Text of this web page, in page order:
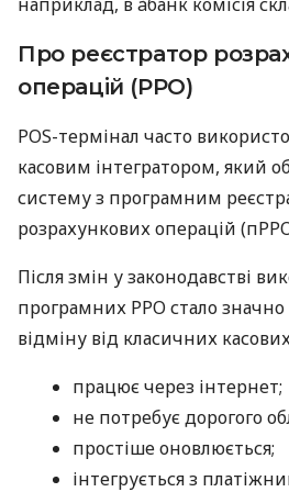
Про реєстратор
операцій (РРО)
POS-термінал часто
касовим інтегратором, який
систему з програмним
розрахункових операцій
Після змін у законодавстві
програмних РРО стало
відміну від класичних
працює через інтернет;
не потребує дорогого
простіше оновлюється;
інтегрується з